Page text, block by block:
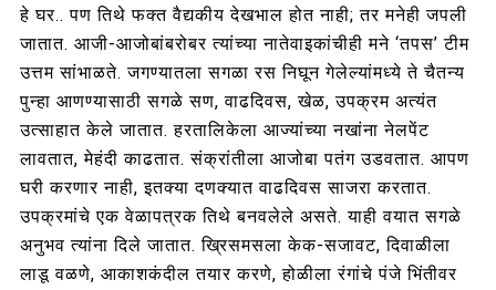
हे घर.. पण तिथे फक्त वैद्यकीय देखभाल होत नाही; तर मनेही जपली
जातात. आजी-आजोबांबरोबर त्यांच्या नातेवाइकांचीही मने ‘तपस’ टीम
उत्तम सांभाळते. जगण्यातला सगळा रस निघून गेलेल्यांमध्ये ते चैतन्य
पुन्हा आणण्यासाठी सगळे सण, वाढदिवस, खेळ, उपक्रम अत्यंत
उत्साहात केले जातात. हरतालिकेला आज्यांच्या नखांना नेलपेंट
लावतात, मेहंदी काढतात. संक्रांतीला आजोबा पतंग उडवतात. आपण
घरी करणार नाही, इतक्या दणक्यात वाढदिवस साजरा करतात.
उपक्रमांचे एक वेळापत्रक तिथे बनवलेले असते. याही वयात सगळे
अनुभव त्यांना दिले जातात. ख्रिसमसला केक-सजावट, दिवाळीला
लाडू वळणे, आकाशकंदील तयार करणे, होळीला रंगांचे पंजे भिंतीवर